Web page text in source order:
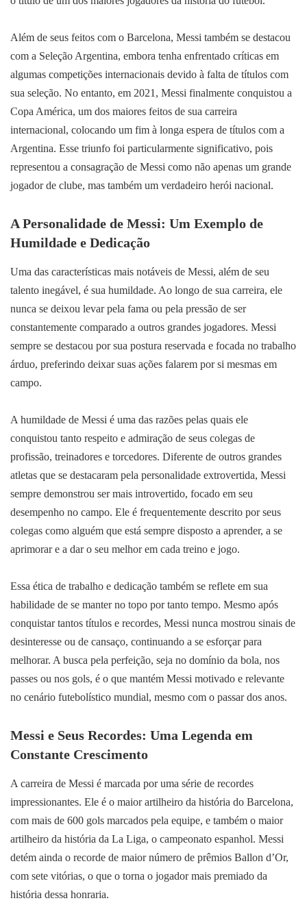
Além de seus feitos com o Barcelona, Messi também se destacou
com a Seleção Argentina, embora tenha enfrentado críticas em
algumas competições internacionais devido à falta de títulos com
sua seleção. No entanto, em 2021, Messi finalmente conquistou a
Copa América, um dos maiores feitos de sua carreira
internacional, colocando um fim à longa espera de títulos com a
Argentina. Esse triunfo foi particularmente significativo, pois
representou a consagração de Messi como não apenas um grande
jogador de clube, mas também um verdadeiro herói nacional.
A Personalidade de Messi: Um Exemplo de
Humildade e Dedicação
Uma das características mais notáveis de Messi, além de seu
talento inegável, é sua humildade. Ao longo de sua carreira, ele
nunca se deixou levar pela fama ou pela pressão de ser
constantemente comparado a outros grandes jogadores. Messi
sempre se destacou por sua postura reservada e focada no trabalho
árduo, preferindo deixar suas ações falarem por si mesmas em
campo.
A humildade de Messi é uma das razões pelas quais ele
conquistou tanto respeito e admiração de seus colegas de
profissão, treinadores e torcedores. Diferente de outros grandes
atletas que se destacaram pela personalidade extrovertida, Messi
sempre demonstrou ser mais introvertido, focado em seu
desempenho no campo. Ele é frequentemente descrito por seus
colegas como alguém que está sempre disposto a aprender, a se
aprimorar e a dar o seu melhor em cada treino e jogo.
Essa ética de trabalho e dedicação também se reflete em sua
habilidade de se manter no topo por tanto tempo. Mesmo após
conquistar tantos títulos e recordes, Messi nunca mostrou sinais de
desinteresse ou de cansaço, continuando a se esforçar para
melhorar. A busca pela perfeição, seja no domínio da bola, nos
passes ou nos gols, é o que mantém Messi motivado e relevante
no cenário futebolístico mundial, mesmo com o passar dos anos.
Messi e Seus Recordes: Uma Legenda em
Constante Crescimento
A carreira de Messi é marcada por uma série de recordes
impressionantes. Ele é o maior artilheiro da história do Barcelona,
com mais de 600 gols marcados pela equipe, e também o maior
artilheiro da história da La Liga, o campeonato espanhol. Messi
detém ainda o recorde de maior número de prêmios Ballon d’Or,
com sete vitórias, o que o torna o jogador mais premiado da
história dessa honraria.